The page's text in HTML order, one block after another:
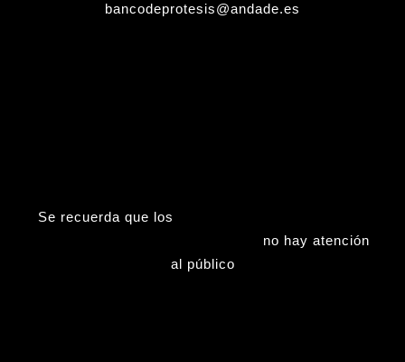
bancodeprotesis@andade.es
Se recuerda que los
no hay atención
al público